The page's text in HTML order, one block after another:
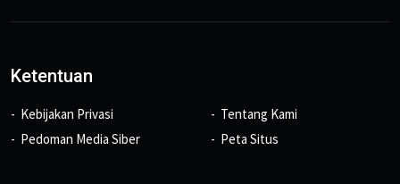
Ketentuan
Kebijakan Privasi
Pedoman Media Siber
Tentang Kami
Peta Situs